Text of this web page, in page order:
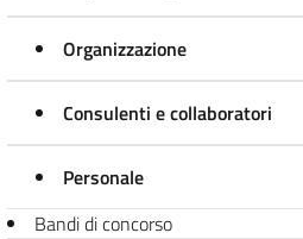
Organizzazione
Consulenti e collaboratori
Personale
Bandi di concorso